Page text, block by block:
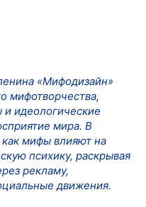
«Мифодизайн»
мифотворчества,
и идеологические
мира. В
как мифы влияют на
психику, раскрывая
рекламу,
движения.